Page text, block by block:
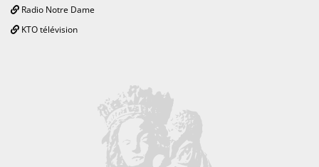
Radio Notre Dame
KTO télévision